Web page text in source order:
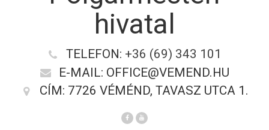
hivatal
TELEFON: +36 (69) 343 101
E-MAIL: OFFICE@VEMEND.HU
CÍM: 7726 VÉMÉND, TAVASZ UTCA 1.